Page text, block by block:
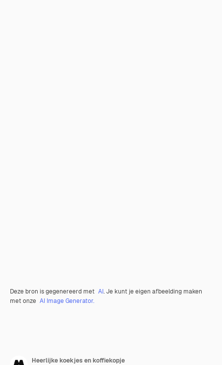
Deze bron is gegenereerd met AI. Je kunt je eigen afbeelding maken
met onze AI Image Generator.
Heerlijke koekjes en koffiekopje